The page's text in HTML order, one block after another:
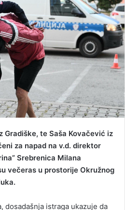
Gradiške, te Saša Kovačević iz
za napad na v.d. direktor
Srebrenica Milana
večeras u prostorije Okružnog
dosadašnja istraga ukazuje da